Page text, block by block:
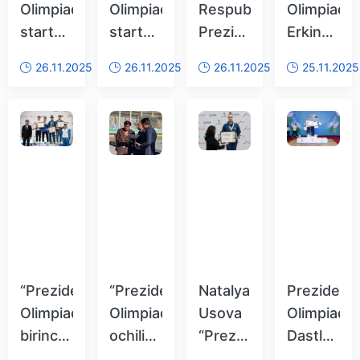
Olimpiadasiga
start
26.11.2025
Olimpiadasiga
start
26.11.2025
Respublikasi
Prezidenti
Mirziyoyevning
Olimpiadasi
oʻyinlarining
26.11.2025
Erkin
bahslari
25.11.2025
“Prezident
Olimpiadasi”ning
birinchi
“Prezident
Olimpiadasi”
ochilish
Natalya
Usova
“Prezident
Prezident
Dastlabki